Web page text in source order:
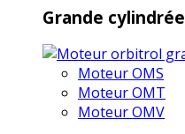
Grande cylindrée
Moteur OMS
Moteur OMT
Moteur OMV